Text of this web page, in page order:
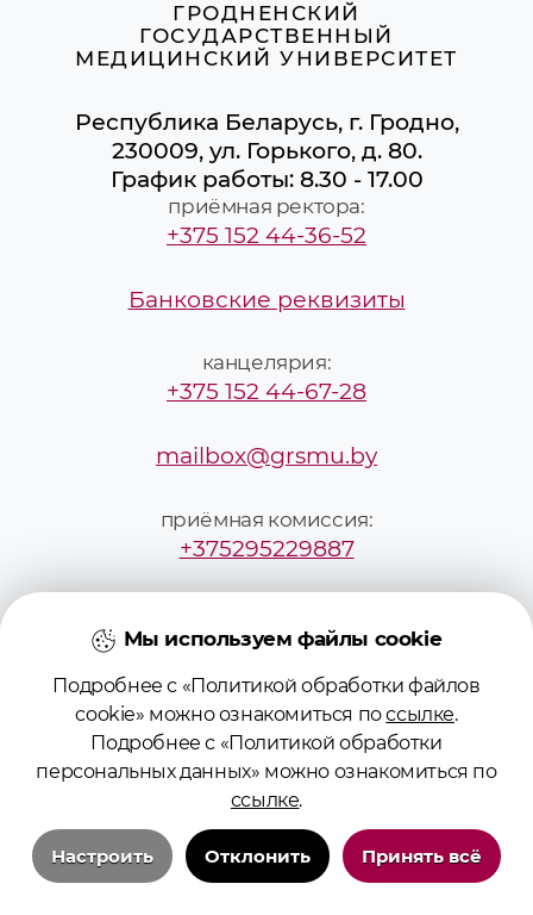
ГРОДНЕНСКИЙ
ГОСУДАРСТВЕННЫЙ
МЕДИЦИНСКИЙ УНИВЕРСИТЕТ
Республика Беларусь, г. Гродно,
230009, ул. Горького, д. 80.
График работы: 8.30 - 17.00
приёмная ректора:
+375 152 44-36-52
Банковские реквизиты
канцелярия:
+375 152 44-67-28
mailbox@grsmu.by
приёмная комиссия:
+375295229887
© 2026 Учреждение образования
«Гродненский государственный
медицинский университет»
Регистрационное свидетельство №
Мы используем файлы cookie
Подробнее с «Политикой обработки файлов
cookie» можно ознакомиться поссылке.
Подробнее с «Политикой обработки
персональных данных» можно ознакомиться по
ссылке.
Настроить Отклонить Принять всё